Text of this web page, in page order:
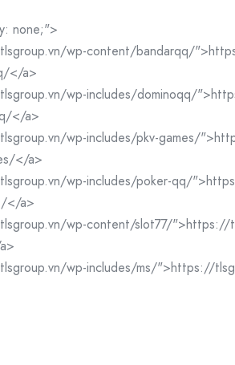
none;">
wp-content/bandarqq/
</a>
wp-includes/dominoqq/
</a>
wp-includes/pkv-games/
</a>
wp-includes/poker-qq/
</a>
wp-content/slot77/">https://
wp-includes/ms/">https://